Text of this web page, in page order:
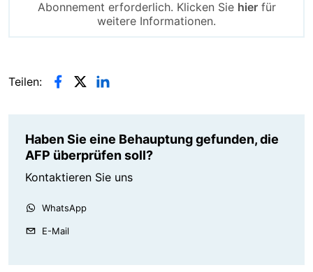
Abonnement erforderlich. Klicken Sie hierfür
weitere Informationen.
Teilen:
Haben Sie eine Behauptung gefunden, die
AFP überprüfen soll?
Kontaktieren Sie uns
WhatsApp
E-Mail